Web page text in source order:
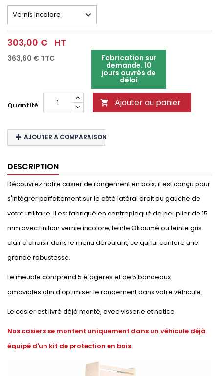
303,00 € HT
363,60 € TTC Fabrication sur
demande. 10
jours ouvrés de
délai
Quantité  Ajouter au panier
AJOUTER À COMPARAISON
DESCRIPTION
Découvrez notre casier de rangement en bois, il est conçu pour
s'intégrer parfaitement sur le côté latéral droit ou gauche de
votre utilitaire. Il est fabriqué en contreplaqué de peuplier de 15
mm avec finition vernie incolore, teinte Okoumé ou teinte gris
clair à choisir dans le menu déroulant, ce qui lui confère une
grande robustesse.
Le meuble comprend 5 étagères et de 5 bandeaux
amovibles afin d'optimiser le rangement dans votre véhicule.
Le casier est livré déjà monté, avec visserie et notice.
Nos casiers se montent uniquement dans un véhicule déjà
équipé d'un kit de protection en bois.